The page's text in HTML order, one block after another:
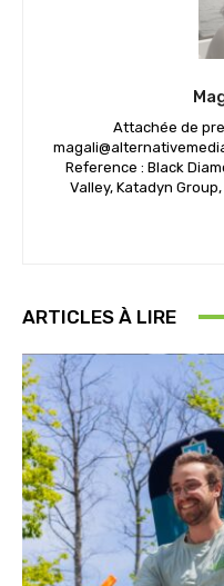
Attachée de
Reference : Black
Valley, Katadyn Group,
ARTICLES À LIRE